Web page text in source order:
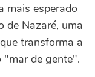
mais esperado
de Nazaré, uma
transforma a
"mar de gente".